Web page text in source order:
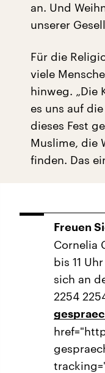
an. Und
unserer
Für die
viele
hinweg. „Die
es uns auf
dieses Fest
Muslime, die
finden. Das
Freuen
Cornelia
bis 11
sich an
2254